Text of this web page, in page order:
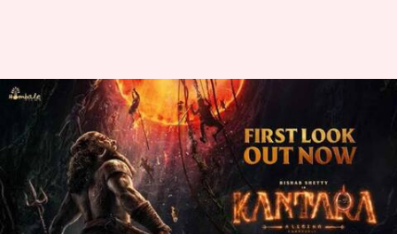
Kantara Chapter 1 : 'కాంతార
చాప్టర్ 1' ఫస్ట్ లుక్ టీజర్ విడుదల
Jayachandra Akuri Nov 27, 2023 03:24 pm
ఈ వార్తాకథనం ఏంటి